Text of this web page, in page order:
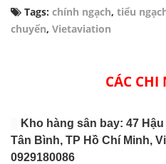
Tags: chính ngạch, tiểu
chuyển, Vietaviation
CÁC CHI
Kho hàng sân bay: 47
Tân Bình, TP Hồ Chí Minh,
0929180086